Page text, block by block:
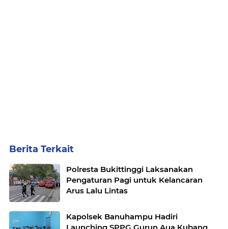
Berita Terkait
Polresta Bukittinggi Laksanakan
Pengaturan Pagi untuk Kelancaran
Arus Lalu Lintas
Kapolsek Banuhampu Hadiri